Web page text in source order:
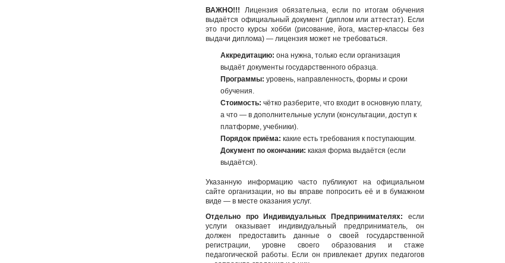
ВАЖНО!!!
Лицензия обязательна, если по итогам обучения
выдаётся официальный документ (диплом или аттестат). Если
это просто курсы хобби (рисование, йога, мастер-классы без
выдачи диплома) — лицензия может не требоваться.
Аккредитацию:она нужна, только если организация
выдаёт документы государственного образца.
Программы:уровень, направленность, формы и сроки
обучения.
Стоимость:чётко разберите, что входит в основную плату,
а что — в дополнительные услуги (консультации, доступ к
платформе, учебники).
Порядок приёма:какие есть требования к поступающим.
Документ по окончании:какая форма выдаётся (если
выдаётся).
Указанную информацию часто публикуют на официальном
сайте организации, но вы вправе попросить её и в бумажном
виде — в месте оказания услуг.
Отдельно про Индивидуальных Предпринимателях:
если
услуги оказывает индивидуальный предприниматель, он
должен предоставить данные о своей государственной
регистрации, уровне своего образования и стаже
педагогической работы. Если он привлекает других педагогов